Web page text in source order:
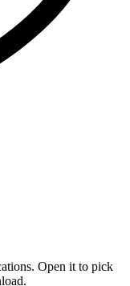
Open it to pick